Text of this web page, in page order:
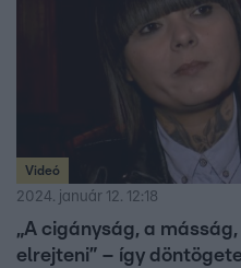
Videó
2024. január 12. 12:18
„A cigányság, a
elrejteni” – így